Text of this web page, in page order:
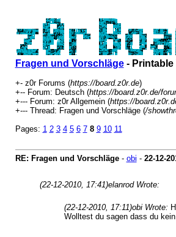
Fragen und Vorschläge- Printable
+- z0r Forums (https://board.z0r.de)
+-- Forum: Deutsch (https://board.z0r.de/
+--- Forum: z0r Allgemein (https://
+--- Thread: Fragen und Vorschläge (/
Pages: 1 2 3 4 5 6 7 8 9 10 11
RE: Fragen und Vorschläge- obi - 22-12-
(22-12-2010, 17:41)elanrod Wrote:
(22-12-2010, 17:11)obi Wrote:
Wolltest du sagen dass du